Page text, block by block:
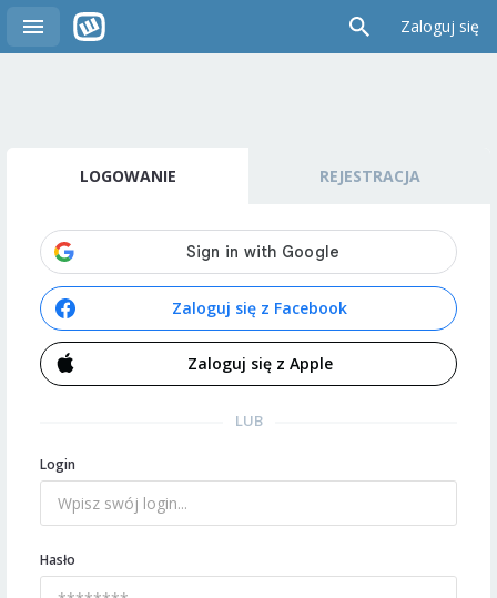
Zaloguj się
LOGOWANIE REJESTRACJA
Zaloguj się z Facebook
Zaloguj się z Apple
LUB
Login
Hasło